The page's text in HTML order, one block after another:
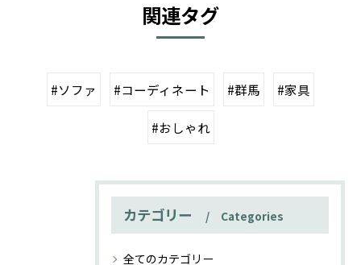
関連タグ
#ソファ #コーディネート #群馬 #家具
#おしゃれ
カテゴリー Categories
全てのカテゴリー